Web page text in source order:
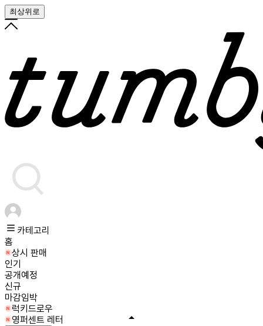
최상위로
카테고리
홈
상시 판매
인기
공개예정
신규
마감임박
럭키드로우
영퍼센트 레터